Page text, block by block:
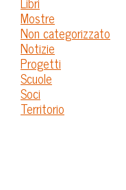
Mostre
Non categorizzato
Notizie
Progetti
Scuole
Soci
Territorio